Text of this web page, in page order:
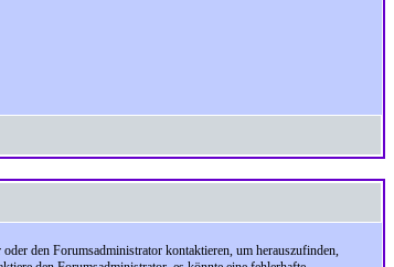
den Forumsadministrator kontaktieren, um herauszufinden,